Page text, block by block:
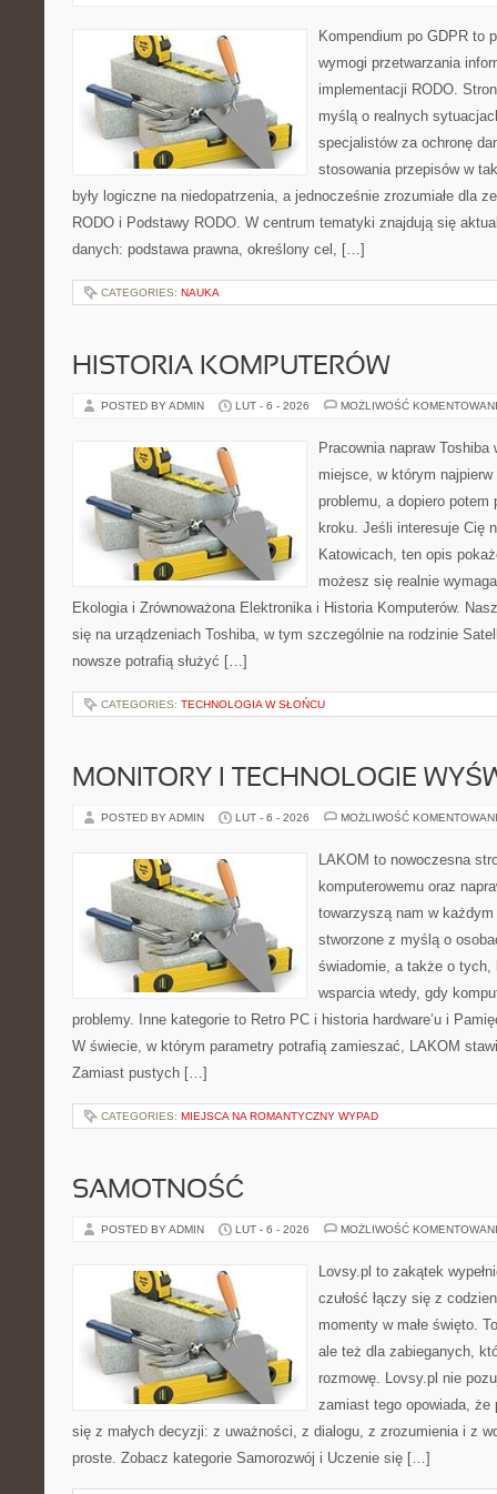
Kompendium po GDPR to
wymogi przetwarzania
implementacji RODO.
myślą o realnych
specjalistów za ochronę
stosowania przepisów w
były logiczne na niedopatrzenia, a jednocześnie zrozumiałe dla
RODO i Podstawy RODO. W centrum tematyki znajdują się
danych: podstawa prawna, określony cel, […]
CATEGORIES: NAUKA
HISTORIA KOMPUTERÓW
POSTED BY ADMIN LUT - 6 - 2026 MOŻLIWOŚĆ
Pracownia napraw
miejsce, w którym
problemu, a dopiero potem
kroku. Jeśli interesuje Cię
Katowicach, ten opis
możesz się realnie
Ekologia i Zrównoważona Elektronika i Historia Komputerów.
się na urządzeniach Toshiba, w tym szczególnie na rodzinie
nowsze potrafią służyć […]
CATEGORIES: TECHNOLOGIA W SŁOŃCU
MONITORY I TECHNOLOGIE
POSTED BY ADMIN LUT - 6 - 2026 MOŻLIWOŚĆ
LAKOM to nowoczesna
komputerowemu oraz
towarzyszą nam w
stworzone z myślą o
świadomie, a także o tych,
wsparcia wtedy, gdy
problemy. Inne kategorie to Retro PC i historia hardware’u i
W świecie, w którym parametry potrafią zamieszać, LAKOM
Zamiast pustych […]
CATEGORIES: MIEJSCA NA ROMANTYCZNY WYPAD
SAMOTNOŚĆ
POSTED BY ADMIN LUT - 6 - 2026 MOŻLIWOŚĆ
Lovsy.pl to zakątek
czułość łączy się z
momenty w małe święto.
ale też dla zabieganych,
rozmowę. Lovsy.pl nie
zamiast tego opowiada, że
się z małych decyzji: z uważności, z dialogu, z zrozumienia i z
proste. Zobacz kategorie Samorozwój i Uczenie się […]